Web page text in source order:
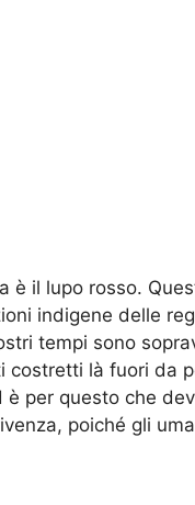
il lupo rosso.
indigene delle
tempi sono
costretti là fuori da
per questo che
poiché gli